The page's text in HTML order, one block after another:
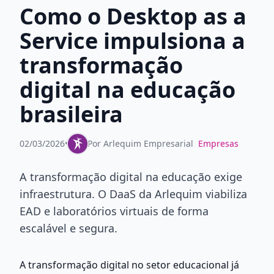
Como o Desktop as a
Service impulsiona a
transformação
digital na educação
brasileira
02/03/2026• Por Arlequim Empresarial Empresas
A transformação digital na educação exige
infraestrutura. O DaaS da Arlequim viabiliza
EAD e laboratórios virtuais de forma
escalável e segura.
A transformação digital no setor educacional já